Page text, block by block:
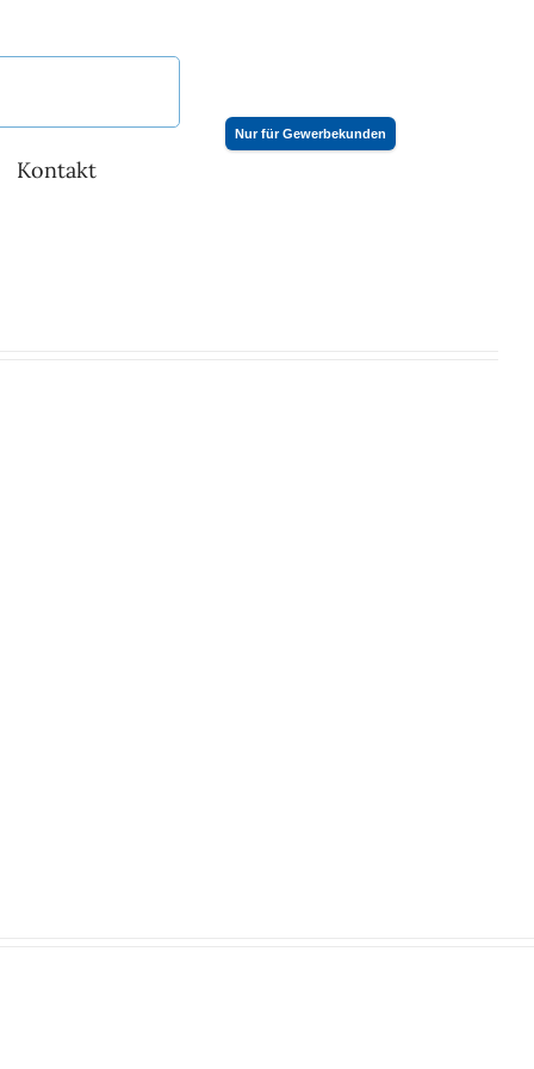
Kontakt
Nur für Gewerbekunden